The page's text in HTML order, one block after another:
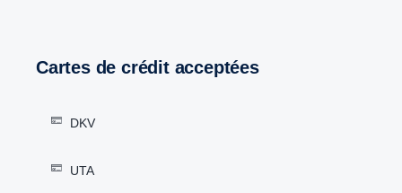
Cartes de crédit acceptées
DKV
UTA